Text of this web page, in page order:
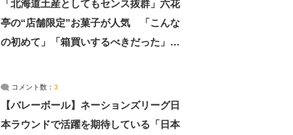
「北海道土産としてもセンス抜群」六花
亭の“店舗限定”お菓子が人気 「こんな
の初めて」「箱買いするべきだった」
コメント数： 3
【バレーボール】ネーションズリーグ日
本ラウンドで活躍を期待している「日本